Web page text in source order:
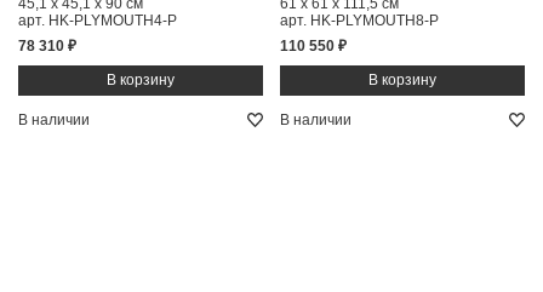
45,1 x 45,1 x 90 см
арт. HK-PLYMOUTH4-P
78 310 ₽
61 x 61 x 111,5 см
арт. HK-PLYMOUTH8-P
110 550 ₽
В наличии В наличии